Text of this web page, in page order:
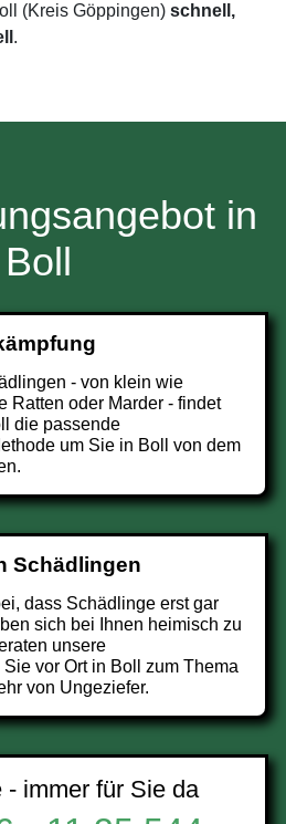
(Kreis Göppingen) schnell,
.
in
Boll
- von klein wie
Ratten oder Marder - findet
die passende
um Sie in Boll von dem
Schädlingen
dass Schädlinge erst gar
sich bei Ihnen heimisch zu
unsere
vor Ort in Boll zum Thema
von Ungeziefer.
- immer für Sie da